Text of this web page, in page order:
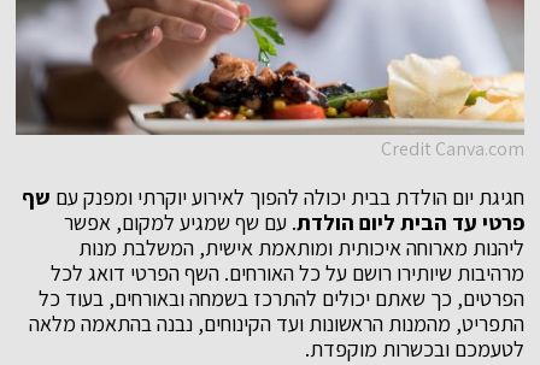
Credit Canva.com
חגיגת יום הולדת בבית יכולה להפוך לאירוע יוקרתי ומפנק עם שף
פרטי עד הבית ליום הולדת. עם שף שמגיע למקום, אפשר
ליהנות מארוחה איכותית ומותאמת אישית, המשלבת מנות
מרהיבות שיותירו רושם על כל האורחים. השף הפרטי דואג לכל
הפרטים, כך שאתם יכולים להתרכז בשמחה ובאורחים, בעוד כל
התפריט, מהמנות הראשונות ועד הקינוחים, נבנה בהתאמה מלאה
לטעמכם ובכשרות מוקפדת.